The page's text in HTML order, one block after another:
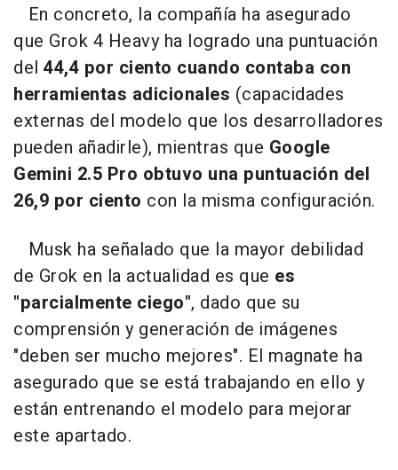
En concreto, la compañía ha asegurado
que Grok 4 Heavy ha logrado una puntuación
del 44,4 por ciento cuando contaba con
herramientas adicionales (capacidades
externas del modelo que los desarrolladores
pueden añadirle), mientras que Google
Gemini 2.5 Pro obtuvo una puntuación del
26,9 por ciento con la misma configuración.
Musk ha señalado que la mayor debilidad
de Grok en la actualidad es que es
"parcialmente ciego", dado que su
comprensión y generación de imágenes
"deben ser mucho mejores". El magnate ha
asegurado que se está trabajando en ello y
están entrenando el modelo para mejorar
este apartado.